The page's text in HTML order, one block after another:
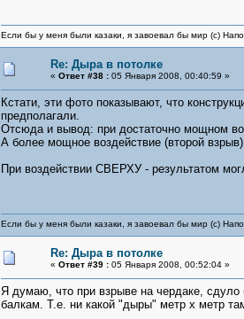
Если бы у меня были казаки, я завоевал бы мир (с)
Re: Дыра в потолке
« Ответ #38 : 05 Января 2008, 00:40:59 »
Кстати, эти фото показывают, что
предполагали.
Отсюда и вывод: при достаточно мощном
А более мощное воздействие (второй
При воздействии СВЕРХУ - результатом
Если бы у меня были казаки, я завоевал бы мир (с)
Re: Дыра в потолке
« Ответ #39 : 05 Января 2008, 00:52:04 »
Я думаю, что при взрыве на чердаке,
балкам. Т.е. ни какой "дыры" метр х метр